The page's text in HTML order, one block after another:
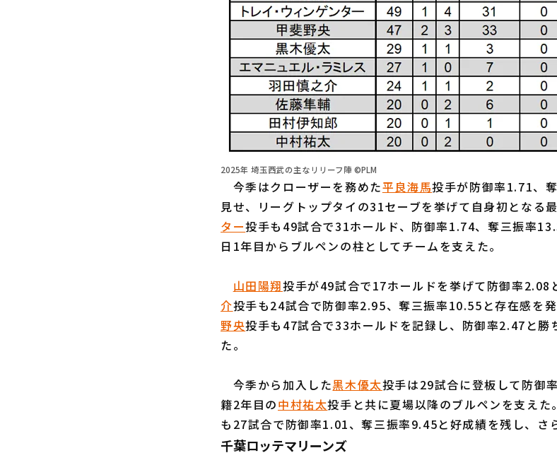
2025年 埼玉西武の主なリリーフ陣 ©PLM
今季はクローザーを務めた平良海馬投手が防御率1.71、
見せ、リーグトップタイの31セーブを挙げて自身初となる最
ター投手も49試合で31ホールド、防御率1.74、奪三振率
日1年目からブルペンの柱としてチームを支えた。
山田陽翔投手が49試合で17ホールドを挙げて防御率2.08
介投手も24試合で防御率2.95、奪三振率10.55と存在感を
野央投手も47試合で33ホールドを記録し、防御率2.47と勝
た。
今季から加入した黒木優太投手は29試合に登板して防御
籍2年目の中村祐太投手と共に夏場以降のブルペンを支え
も27試合で防御率1.01、奪三振率9.45と好成績を残し、さ
千葉ロッテマリーンズ